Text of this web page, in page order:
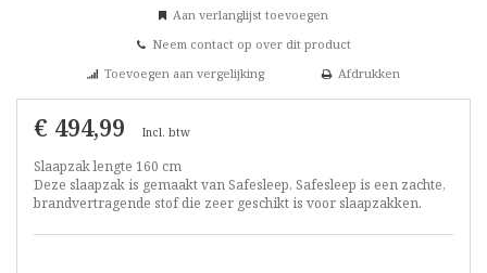
Aan verlanglijst toevoegen
Neem contact op over dit product
Toevoegen aan vergelijking
Afdrukken
€ 494,99 Incl. btw
Slaapzak lengte 160 cm
Deze slaapzak is gemaakt van Safesleep. Safesleep is een zachte,
brandvertragende stof die zeer geschikt is voor slaapzakken.